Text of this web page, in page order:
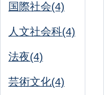
国際社会(4)
人文社会科(4)
法夜(4)
芸術文化(4)